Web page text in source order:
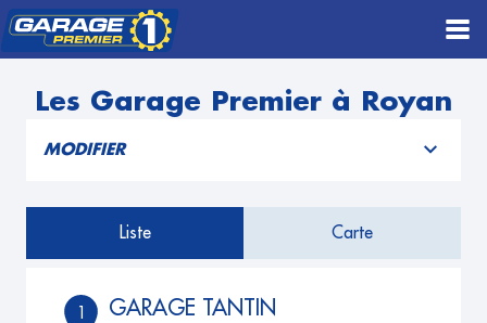
Les Garage Premier à Royan
MODIFIER
Liste Carte
1 GARAGE TANTIN